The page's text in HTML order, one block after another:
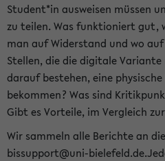
Student*in ausweisen müssen
zu teilen. Was funktioniert gut,
man auf Widerstand und wo
Stellen, die die digitale
darauf bestehen, eine
bekommen? Was sind
Gibt es Vorteile, im Vergleich
Wir sammeln alle Berichte an
bissupport@uni-